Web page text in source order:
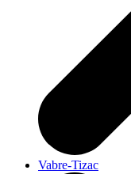
Vabre-Tizac